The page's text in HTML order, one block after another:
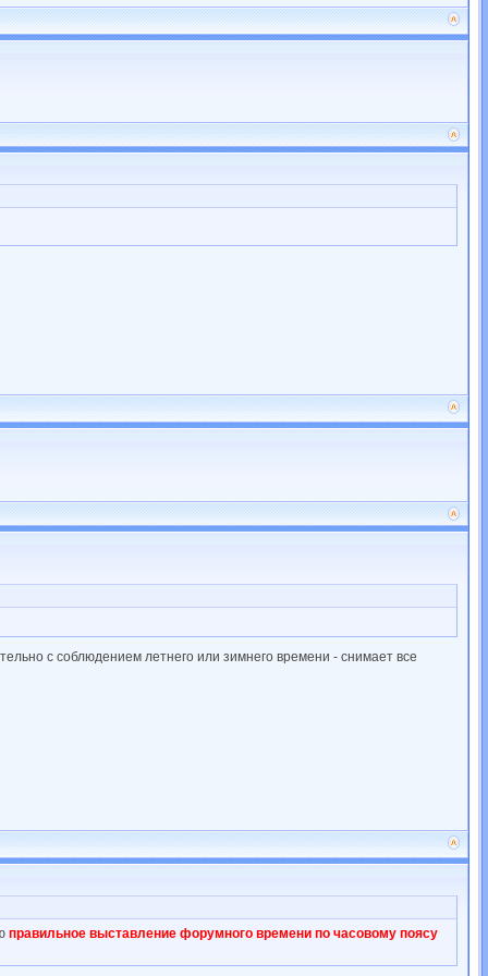
с соблюдением летнего или зимнего времени - снимает все
правильное выставление форумного времени по часовому поясу